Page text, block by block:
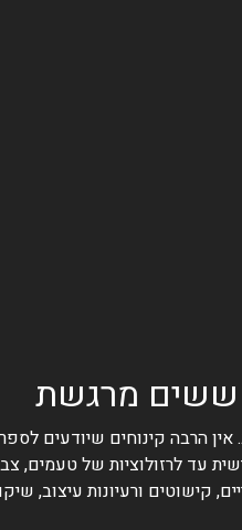
הרבה קינוחים שיודעים
מותאמת אישית עד לרזולוציות של
ורעיונות עיצוב,